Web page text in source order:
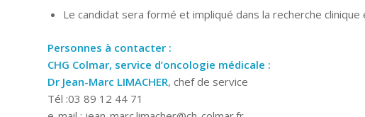
Le candidat sera formé et impliqué dans la recherche
Personnes à contacter :
CHG Colmar, service d’oncologie médicale :
Dr Jean-Marc LIMACHER, chef de service
Tél :03 89 12 44 71